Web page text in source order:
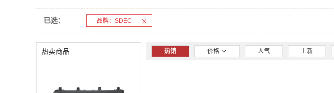
已选： 品牌：SDEC
热卖商品 热销 价格 人气 上新